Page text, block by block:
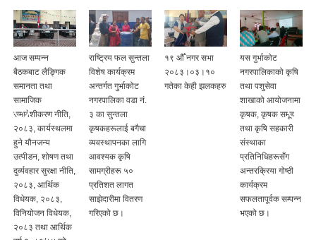
आज सम्पन्न
बैठकबाट लैङ्गिक
समानता तथा
सामाजिक
समावेशीकरण नीति,
२०८३, कार्यस्थलमा
हुने यौनजन्य
उत्पीडन, शोषण तथा
दुर्व्यवहार सुरक्षा नीति,
२०८३, आर्थिक
विधेयक, २०८३,
विनियोजन विधेयक,
२०८३ तथा आर्थिक
राष्ट्रिय फल सुन्तला
विशेष कार्यक्रम
अन्तर्गत गुर्भाकोट
नगरपालिका वडा नं.
३ का सुन्तला
कृषकहरूलाई बगैचा
व्यवस्थापनका लागि
आवश्यक कृषि
सामग्रीहरू ५०
प्रतिशत लागत
साझेदारीमा वितरण
गरिएको छ।
१९ ‍औँ नगर सभा
२०८३।०३।१०
गतेका केही झलकहरु
यस गुर्भाकोट
नगरपालिकाको कृषि
तथा पशुसेवा
शाखाको आयोजनामा
कृषक, कृषक समूह
तथा कृषि सहकारी
संस्थाका
प्रतिनिधिहरूसँग
अन्तरक्रिया गोष्ठी
कार्यक्रम
सफलतापूर्वक सम्पन्न
भएको छ।